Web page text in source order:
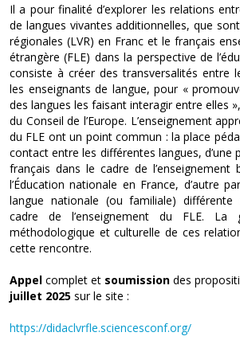
Il a pour finalité d’explorer les relations
de langues vivantes additionnelles, que
régionales (LVR) en Franc et le français
étrangère (FLE) dans la perspective de
consiste à créer des transversalités entre
les enseignants de langue, pour «
des langues les faisant interagir entre elles
du Conseil de l’Europe. L’enseignement
du FLE ont un point commun : la place
contact entre les différentes langues, d’une
français dans le cadre de l’enseignement
l’Éducation nationale en France, d’autre
langue nationale (ou familiale)
cadre de l’enseignement du FLE. La
méthodologique et culturelle de ces
cette rencontre.
Appel complet et soumission des
juillet 2025 sur le site :
https://didaclvrfle.sciencesconf.org/